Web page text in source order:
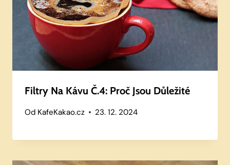
Filtry Na Kávu Č.4: Proč Jsou Důležité
Od KafeKakao.cz 23. 12. 2024